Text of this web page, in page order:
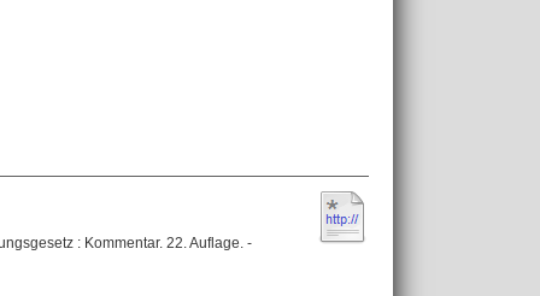
: Kommentar. 22. Auflage. -